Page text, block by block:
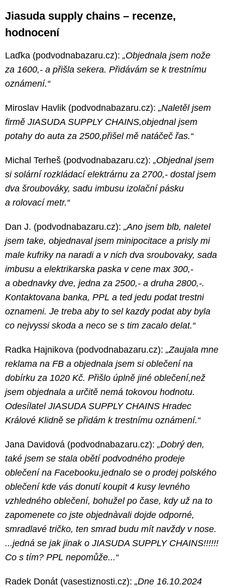
Jiasuda supply chains – recenze,
hodnocení
Laďka (podvodnabazaru.cz): „Objednala jsem nože
za 1600,- a přišla sekera. Přidávám se k trestnímu
oznámení.“
Miroslav Havlik (podvodnabazaru.cz): „Naletěl jsem
firmě JIASUDA SUPPLY CHAINS,objednal jsem
potahy do auta za 2500,přišel mě natáčeč řas.“
Michal Terheš (podvodnabazaru.cz): „Objednal jsem
si solární rozkládací elektrárnu za 2700,- dostal jsem
dva šroubováky, sadu imbusu izolační pásku
a rolovací metr.“
Dan J. (podvodnabazaru.cz): „Ano jsem blb, naletel
jsem take, objednaval jsem minipocitace a prisly mi
male kufriky na naradi a v nich dva sroubovaky, sada
imbusu a elektrikarska paska v cene max 300,-
a obednavky dve, jedna za 2500,- a druha 2800,-.
Kontaktovana banka, PPL a ted jedu podat trestni
oznameni. Je treba aby to sel kazdy podat aby byla
co nejvyssi skoda a neco se s tim zacalo delat.“
Radka Hajnikova (podvodnabazaru.cz): „Zaujala mne
reklama na FB a objednala jsem si oblečení na
dobírku za 1020 Kč. Přišlo úplně jiné oblečení,než
jsem objednala a určitě nemá tokovou hodnotu.
Odesílatel JIASUDA SUPPLY CHAINS Hradec
Králové Klidně se přidám k trestnímu oznámení.“
Jana Davidová (podvodnabazaru.cz): „Dobrý den,
také jsem se stala obětí podvodného prodeje
oblečení na Facebooku,jednalo se o prodej polského
oblečení kde vás donutí koupit 4 kusy levného
vzhledného oblečení, bohužel po čase, kdy už na to
zapomenete co jste objednàvali dojde odporné,
smradlavé tričko, ten smrad budu mít navždy v nose.
...jedná se jak jinak o JIASUDA SUPPLY CHAINS!!!!!!
Co s tím? PPL nepomůže...“
Radek Donát (vasestiznosti.cz): „Dne 16.10.2024